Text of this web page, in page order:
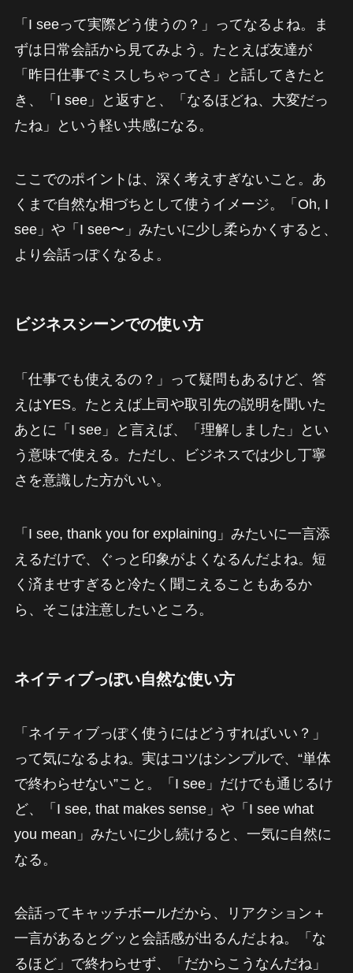
「I seeって実際どう使うの？」ってなるよね。ま
ずは日常会話から見てみよう。たとえば友達が
「昨日仕事でミスしちゃってさ」と話してきたと
き、「I see」と返すと、「なるほどね、大変だっ
たね」という軽い共感になる。
ここでのポイントは、深く考えすぎないこと。あ
くまで自然な相づちとして使うイメージ。「Oh, I
see」や「I see〜」みたいに少し柔らかくすると、
より会話っぽくなるよ。
ビジネスシーンでの使い方
「仕事でも使えるの？」って疑問もあるけど、答
えはYES。たとえば上司や取引先の説明を聞いた
あとに「I see」と言えば、「理解しました」とい
う意味で使える。ただし、ビジネスでは少し丁寧
さを意識した方がいい。
「I see, thank you for explaining」みたいに一言添
えるだけで、ぐっと印象がよくなるんだよね。短
く済ませすぎると冷たく聞こえることもあるか
ら、そこは注意したいところ。
ネイティブっぽい自然な使い方
「ネイティブっぽく使うにはどうすればいい？」
って気になるよね。実はコツはシンプルで、“単体
で終わらせない”こと。「I see」だけでも通じるけ
ど、「I see, that makes sense」や「I see what
you mean」みたいに少し続けると、一気に自然に
なる。
会話ってキャッチボールだから、リアクション＋
一言があるとグッと会話感が出るんだよね。「な
るほど」で終わらせず、「だからこうなんだね」